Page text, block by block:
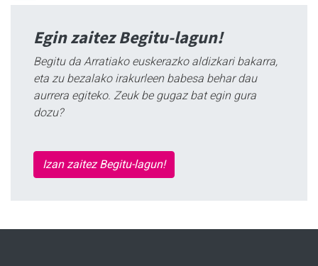
Egin zaitez Begitu-lagun!
Begitu da Arratiako euskerazko aldizkari bakarra,
eta zu bezalako irakurleen babesa behar dau
aurrera egiteko. Zeuk be gugaz bat egin gura
dozu?
Izan zaitez Begitu-lagun!